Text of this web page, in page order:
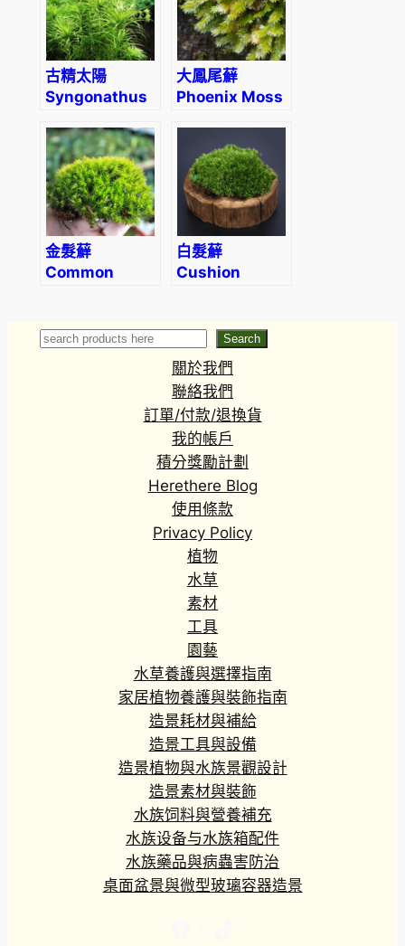
古精太陽
Syngonathus
大鳳尾蘚
Phoenix Moss
金髮蘚
Common
commune)
白髮蘚
Cushion
glaucum)
Search Search
關於我們
聯絡我們
訂單/付款/退換貨
我的帳戶
積分獎勵計劃
Herethere Blog
使用條款
Privacy Policy
植物
水草
素材
工具
園藝
水草養護與選擇指南
家居植物養護與裝飾指南
造景耗材與補給
造景工具與設備
造景植物與水族景觀設計
造景素材與裝飾
水族饲料與營養補充
水族设备与水族箱配件
水族藥品與病蟲害防治
桌面盆景與微型玻璃容器造景